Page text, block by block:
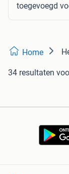
toegevoegd
Home
34 resultaten